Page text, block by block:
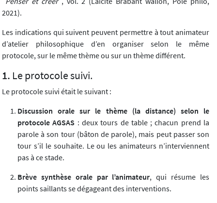
2021).
Les indications qui suivent peuvent permettre à tout animateur
d’atelier philosophique d’en organiser selon le même
protocole, sur le même thème ou sur un thème différent.
Le protocole suivi.
Le protocole suivi était le suivant :
Discussion orale sur le thème (la distance) selon le
protocole AGSAS : deux tours de table ; chacun prend la
parole à son tour (bâton de parole), mais peut passer son
tour s’il le souhaite. Le ou les animateurs n’interviennent
pas à ce stade.
Brève synthèse orale par l’animateur, qui résume les
points saillants se dégageant des interventions.